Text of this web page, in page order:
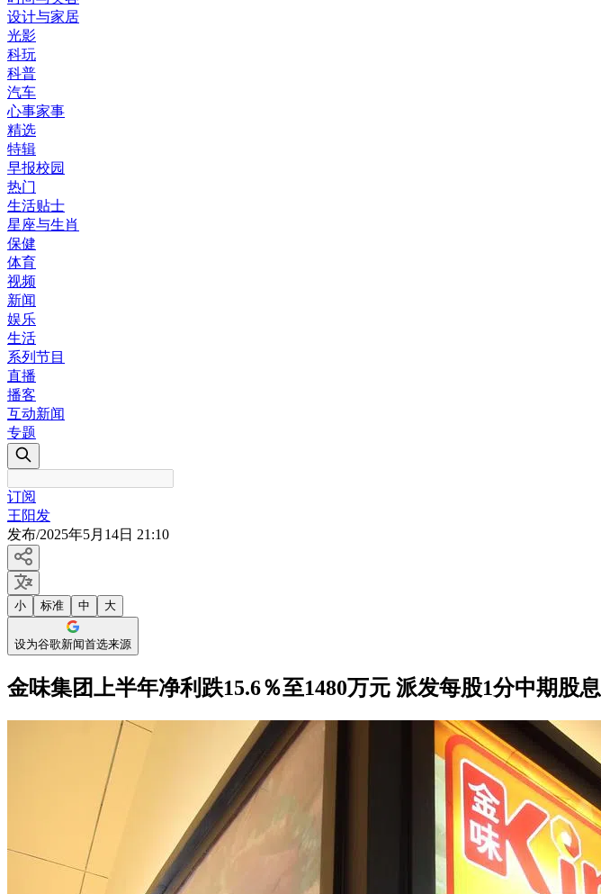
设计与家居
光影
科玩
科普
汽车
心事家事
精选
特辑
早报校园
热门
生活贴士
星座与生肖
保健
体育
视频
新闻
娱乐
生活
系列节目
直播
播客
互动新闻
专题
订阅
王阳发
发布/2025年5月14日 21:10
小 标准 中 大
设为谷歌新闻首选来源
金味集团上半年净利跌15.6％至1480万元 派发每股1分中期股息